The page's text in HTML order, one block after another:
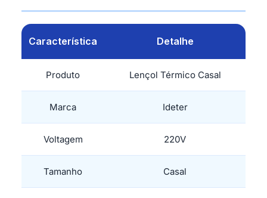
Característica Detalhe
Produto Lençol Térmico Casal
Marca Ideter
Voltagem 220V
Tamanho Casal